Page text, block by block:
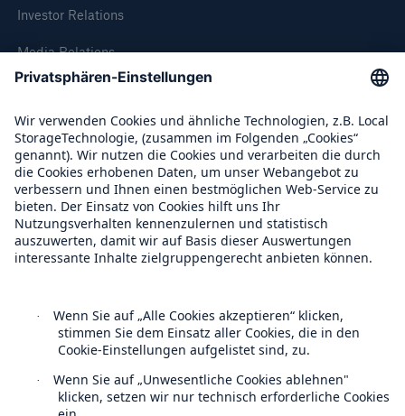
Investor Relations
Media Relations
Compliance
Über Munich Re
Munich Re Weltweit